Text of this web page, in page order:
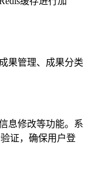
果管理、成果分类
息修改等功能。系
证，确保用户登